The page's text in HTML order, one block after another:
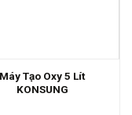
Máy Tạo Oxy 5 Lít
KONSUNG